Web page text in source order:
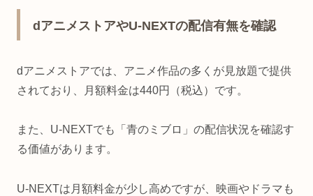
dアニメストアやU-NEXTの配信有無を確認
dアニメストアでは、アニメ作品の多くが見放題で提供
されており、月額料金は440円（税込）です。
また、U-NEXTでも「青のミブロ」の配信状況を確認す
る価値があります。
U-NEXTは月額料金が少し高めですが、映画やドラマも